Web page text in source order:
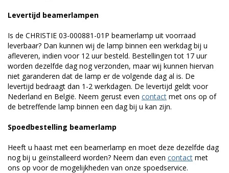
Levertijd beamerlampen
Is de CHRISTIE 03-000881-01P beamerlamp uit voorraad
leverbaar? Dan kunnen wij de lamp binnen een werkdag bij u
afleveren, indien voor 12 uur besteld. Bestellingen tot 17 uur
worden dezelfde dag nog verzonden, maar wij kunnen hiervan
niet garanderen dat de lamp er de volgende dag al is. De
levertijd bedraagt dan 1-2 werkdagen. De levertijd geldt voor
Nederland en België. Neem gerust even contact met ons op of
de betreffende lamp binnen een dag bij u kan zijn.
Spoedbestelling beamerlamp
Heeft u haast met een beamerlamp en moet deze dezelfde dag
nog bij u geïnstalleerd worden? Neem dan even contact met
ons op voor de mogelijkheden van onze spoedservice.